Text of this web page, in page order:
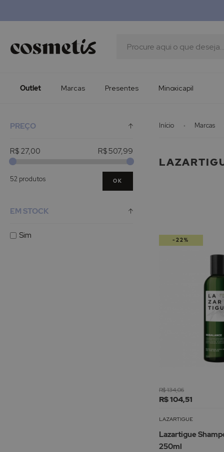
Procura
Presentes
Minoxicapil
Outlet Marcas Presentes Minoxicapil
Início Marcas
R$ 104,51
R$ 134,06
LAZARTIGUE
Lazartigue
250ml
-22%
PREÇO
R$ 27,00 R$ 507,99
52 produtos OK
EM STOCK
Sim